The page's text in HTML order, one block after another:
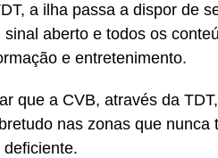
a ilha passa a dispor de
sinal aberto e todos os
e entretenimento.
que a CVB, através da
nas zonas que